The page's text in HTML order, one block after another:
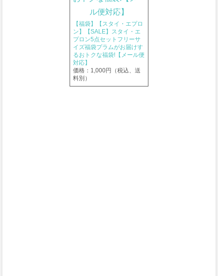
【福袋】【スタイ・エプロ
ン】【SALE】スタイ・エ
プロン5点セットフリーサ
イズ福袋プラムがお届けす
るおトクな福袋!【メール便
対応】
価格：1,000円（税込、送
料別）